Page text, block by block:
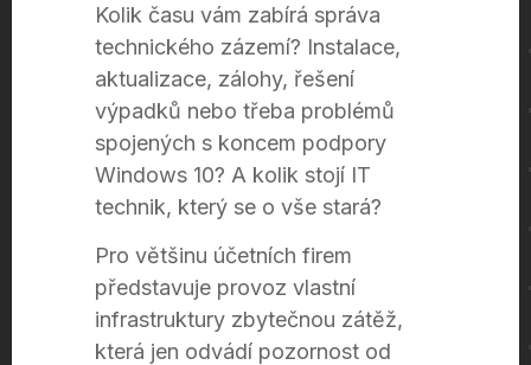
Kolik času vám zabírá správa
technického zázemí? Instalace,
aktualizace, zálohy, řešení
výpadků nebo třeba problémů
spojených s koncem podpory
Windows 10? A kolik stojí IT
technik, který se o vše stará?
Pro většinu účetních firem
představuje provoz vlastní
infrastruktury zbytečnou zátěž,
která jen odvádí pozornost od